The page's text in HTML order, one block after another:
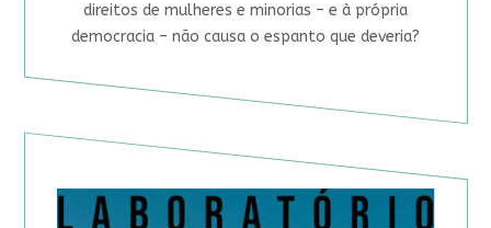
direitos de mulheres e minorias – e à própria
democracia – não causa o espanto que deveria?